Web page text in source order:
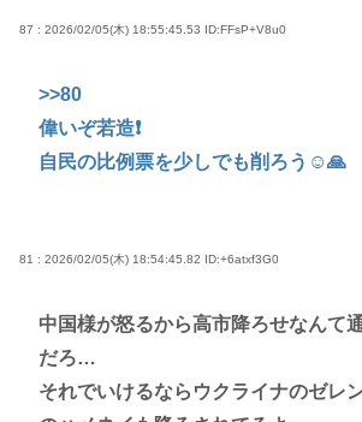
87 : 2026/02/05(木) 18:55:45.53 ID:FFsP+V8u0
>>80
偉いぞ若造❗
自民の比例票を少しでも削ろう☺🙏
81 : 2026/02/05(木) 18:54:45.82 ID:+6atxf3G0
中国様が怒るから高市降ろせなんて
だろ…
それでいけるならウクライナのゼレ